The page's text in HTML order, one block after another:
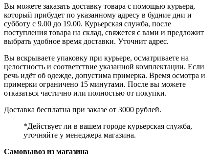
Вы можете заказать доставку товара с помощью курьера,
который прибудет по указанному адресу в будние дни и
субботу с 9.00 до 19.00. Курьерская служба, после
поступления товара на склад, свяжется с вами и предложит
выбрать удобное время доставки. Уточнит адрес.
Вы вскрываете упаковку при курьере, осматриваете на
целостность и соответствие указанной комплектации. Если
речь идёт об одежде, допустима примерка. Время осмотра и
примерки ограничено 15 минутами. После вы можете
отказаться частично или полностью от покупки.
Доставка бесплатна при заказе от 3000 рублей.
*Действует ли в вашем городе курьерская служба,
уточняйте у менеджера магазина.
Самовывоз из магазина